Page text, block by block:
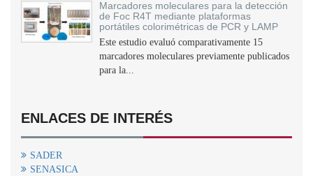
Marcadores moleculares para la detección
de Foc R4T mediante plataformas
portátiles colorimétricas de PCR y LAMP
Este estudio evaluó comparativamente 15
marcadores moleculares previamente publicados
para la...
ENLACES DE INTERÉS
SADER
SENASICA